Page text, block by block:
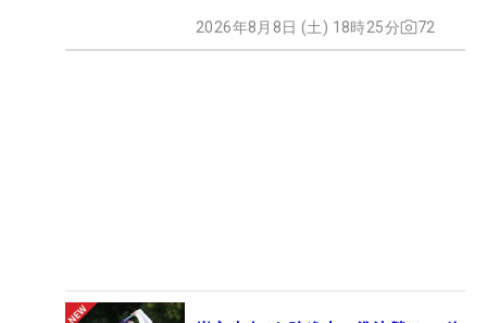
2026年8月8日 (土) 18時25分 72